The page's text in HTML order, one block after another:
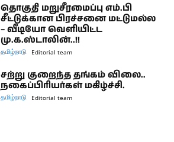
தொகுதி மறுசீரமைப்பு எம்.பி
சீட்டுக்கான பிரச்சனை மட்டுமல்ல
– வீடியோ வெளியிட்ட
மு.க.ஸ்டாலின்..!!
தமிழ்நாடு Editorial team
சற்று குறைந்த தங்கம் விலை..
நகைப்பிரியர்கள் மகிழ்ச்சி.
தமிழ்நாடு Editorial team